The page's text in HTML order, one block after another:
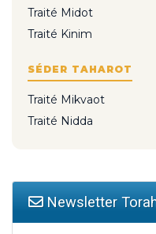
Traité Midot
Traité Kinim
SÉDER TAHAROT
Traité Mikvaot
Traité Nidda
Newsletter